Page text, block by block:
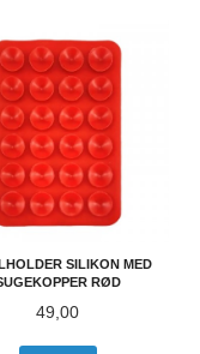
SILIKON MED
RØD
Pris
49,00